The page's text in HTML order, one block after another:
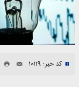
کد خبر: 10119